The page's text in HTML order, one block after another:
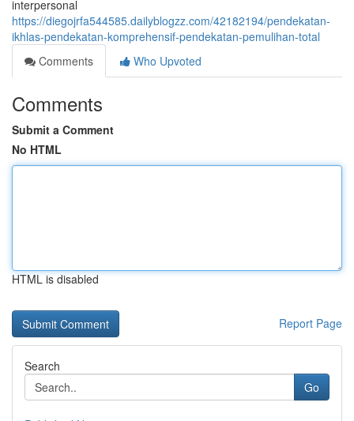
interpersonal
https://diegojrfa544585.dailyblogzz.com/42182194/pendekatan-
ikhlas-pendekatan-komprehensif-pendekatan-pemulihan-total
Comments
Who Upvoted
Comments
Submit a Comment
No HTML
HTML is disabled
Report Page
Search
Go